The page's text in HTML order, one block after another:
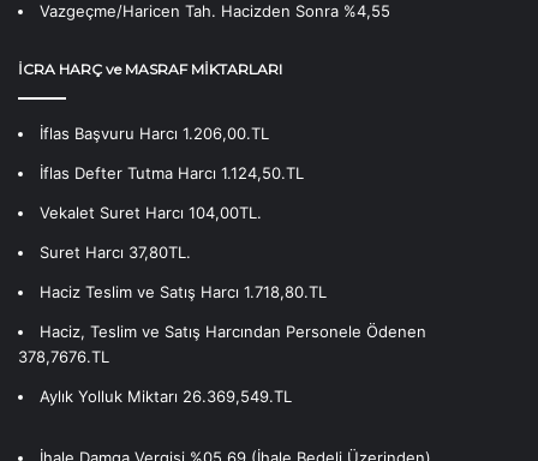
Vazgeçme/Haricen Tah. Hacizden Sonra %4,55
İCRA HARÇ ve MASRAF MİKTARLARI
İflas Başvuru Harcı 1.206,00.TL
İflas Defter Tutma Harcı 1.124,50.TL
Vekalet Suret Harcı 104,00TL.
Suret Harcı 37,80TL.
Haciz Teslim ve Satış Harcı 1.718,80.TL
Haciz, Teslim ve Satış Harcından Personele Ödenen
378,7676.TL
Aylık Yolluk Miktarı 26.369,549.TL